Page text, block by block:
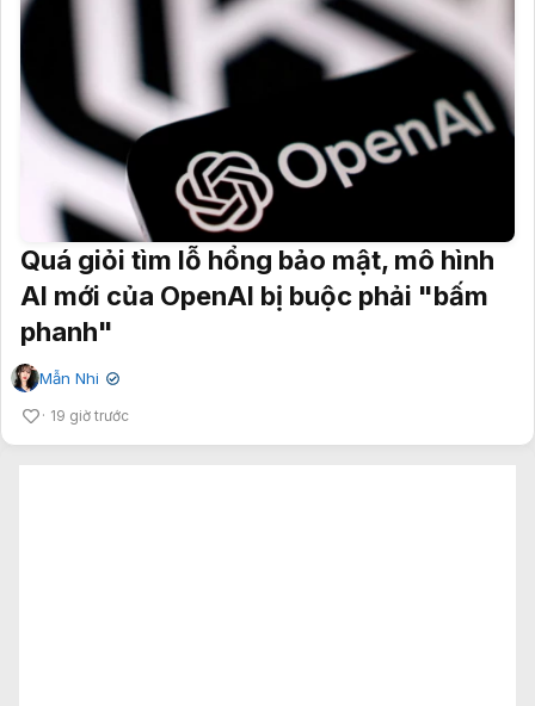
Quá giỏi tìm lỗ hổng bảo mật, mô hình
AI mới của OpenAI bị buộc phải "bấm
phanh"
Mẫn Nhi ✔
19 giờ trước